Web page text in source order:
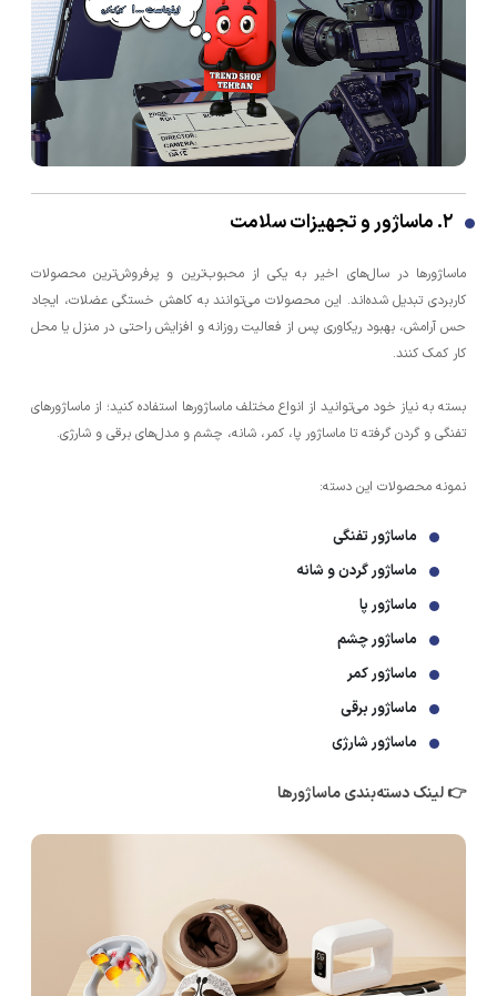
۲. ماساژور و تجهیزات سلامت
ماساژورها در سال‌های اخیر به یکی از محبوب‌ترین و پرفروش‌ترین محصولات
کاربردی تبدیل شده‌اند. این محصولات می‌توانند به کاهش خستگی عضلات، ایجاد
حس آرامش، بهبود ریکاوری پس از فعالیت روزانه و افزایش راحتی در منزل یا محل
کار کمک کنند.
بسته به نیاز خود می‌توانید از انواع مختلف ماساژورها استفاده کنید؛ از ماساژورهای
تفنگی و گردن گرفته تا ماساژور پا، کمر، شانه، چشم و مدل‌های برقی و شارژی.
نمونه محصولات این دسته:
ماساژور تفنگی
ماساژور گردن و شانه
ماساژور پا
ماساژور چشم
ماساژور کمر
ماساژور برقی
ماساژور شارژی
👉 لینک دسته‌بندی ماساژورها